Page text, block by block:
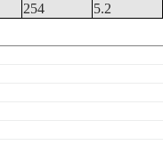
254 5.2